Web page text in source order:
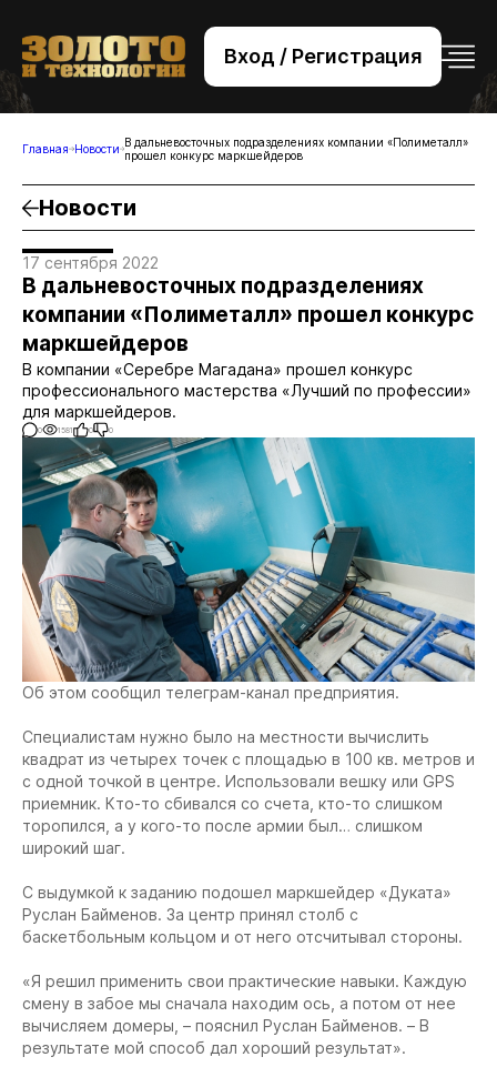
Вход / Регистрация
+7 (495) 221-76-32
bsv@zolteh.ru
Главная Новости В дальневосточных подразделениях компании «Полиметалл»
прошел конкурс маркшейдеров
Новости
17 сентября 2022
В дальневосточных подразделениях
компании «Полиметалл» прошел конкурс
маркшейдеров
В компании «Серебре Магадана» прошел конкурс
профессионального мастерства «Лучший по профессии»
для маркшейдеров.
0 1581 0 0
Об этом сообщил телеграм-канал предприятия.
Специалистам нужно было на местности вычислить
квадрат из четырех точек с площадью в 100 кв. метров и
с одной точкой в центре. Использовали вешку или GPS
приемник. Кто-то сбивался со счета, кто-то слишком
торопился, а у кого-то после армии был… слишком
широкий шаг.
С выдумкой к заданию подошел маркшейдер «Дуката»
Руслан Байменов. За центр принял столб с
баскетбольным кольцом и от него отсчитывал стороны.
«Я решил применить свои практические навыки. Каждую
смену в забое мы сначала находим ось, а потом от нее
вычисляем домеры, – пояснил Руслан Байменов. – В
результате мой способ дал хороший результат».